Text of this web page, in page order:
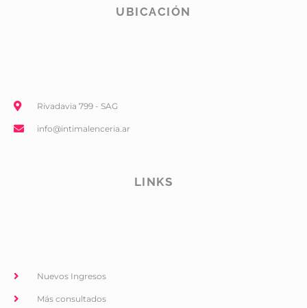
UBICACIÓN
Rivadavia 799 - SAG
info@intimalenceria.ar
LINKS
Nuevos Ingresos
Más consultados